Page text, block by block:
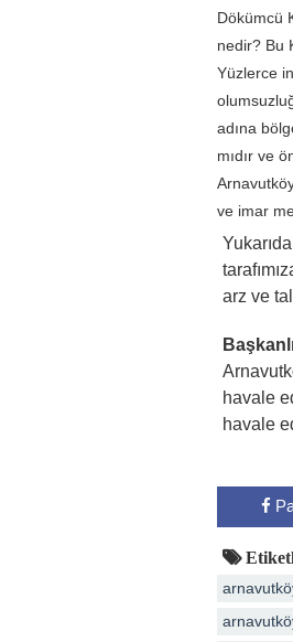
Dökümcü
nedir? Bu
Yüzlerce
adına
mıdır ve
ve imar
arz ve
havale
havale